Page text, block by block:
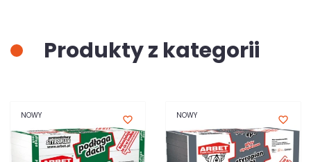
Produkty z kategorii
NOWY favorite_border NOWY favorite_border